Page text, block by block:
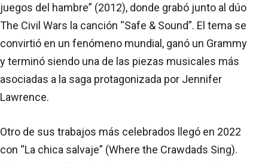
juegos del hambre” (2012), donde grabó junto al dúo
The Civil Wars la canción “Safe & Sound”. El tema se
convirtió en un fenómeno mundial, ganó un Grammy
y terminó siendo una de las piezas musicales más
asociadas a la saga protagonizada por Jennifer
Lawrence.
Otro de sus trabajos más celebrados llegó en 2022
con “La chica salvaje” (Where the Crawdads Sing).